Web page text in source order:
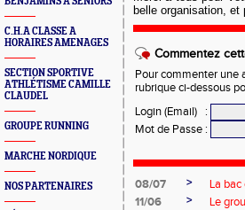
C.H.A CLASSE A
HORAIRES AMENAGES
SECTION SPORTIVE
ATHLÉTISME CAMILLE
CLAUDEL
GROUPE RUNNING
MARCHE NORDIQUE
NOS PARTENAIRES
belle organisation,
Commentez
Pour commenter une
rubrique ci-dessous
Login (Email)
:
Mot de Passe :
08/07 >
La bac
11/06
>
Le